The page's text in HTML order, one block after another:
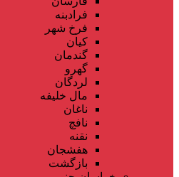
فرادبنه
فرخ شهر
کیان
گندمان
گهرو
لردگان
مال خلیفه
ناغان
نافچ
نقنه
هفشجان
بازگشت